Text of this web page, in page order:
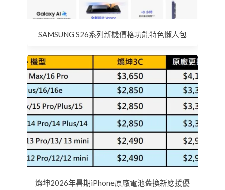
SAMSUNG S26系列新機價格功能特色懶人包
燦坤2026年暑期iPhone原廠電池舊換新應援優